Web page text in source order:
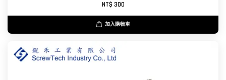
NT$ 300
加入購物車